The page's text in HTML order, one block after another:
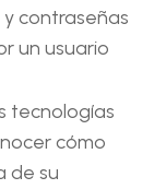
contraseñas
un usuario
tecnologías
cómo
de su